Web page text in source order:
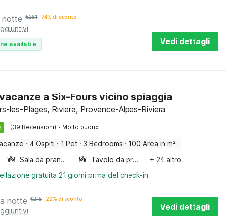
notte €261 74% di sconto
available Vedi dettagli
a Six-Fours vicino spiaggia
les-Plages, Riviera, Provence-Alpes-Riviera
(39 Recensioni) · Molto buono
· 4 Ospiti · 1 Pet · 3 Bedrooms · 100 Area in m²
Sala da pranzo Tavolo da pranzo
+ 24 altro
gratuita 21 giorni prima del check-in
a notte €215 22% di sconto
Vedi dettagli